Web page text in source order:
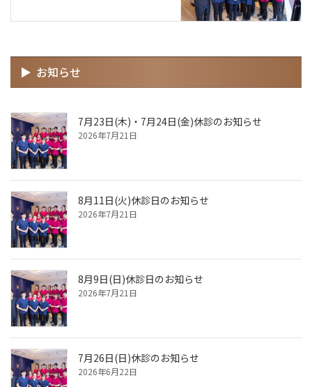
お知らせ
7月23日(木)・7月24日(金)休診のお知らせ
2026年7月21日
8月11日(火)休診日のお知らせ
2026年7月21日
8月9日(日)休診日のお知らせ
2026年7月21日
7月26日(日)休診のお知らせ
2026年6月22日